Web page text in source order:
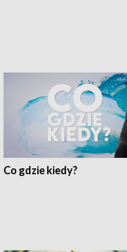
Co gdzie kiedy?